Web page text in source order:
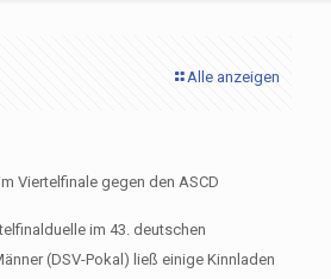
Alle anzeigen
Viertelfinale gegen den ASCD
im 43. deutschen
(DSV-Pokal) ließ einige Kinnladen